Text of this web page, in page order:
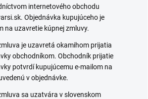
internetového obchodu
Objednávka kupujúceho je
na uzavretie kúpnej zmluvy.
je uzavretá okamihom prijatia
obchodníkom. Obchodník prijatie
potvrdí kupujúcemu e-mailom na
v objednávke.
sa uzatvára v slovenskom